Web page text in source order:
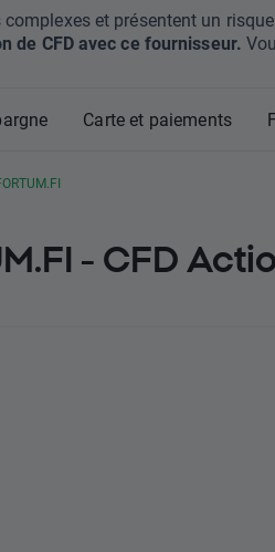
et présentent un
de CFD avec ce fournisseur.
Carte et paiements
- CFD